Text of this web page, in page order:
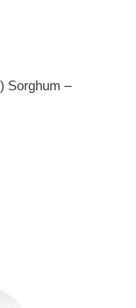
Sorghum –